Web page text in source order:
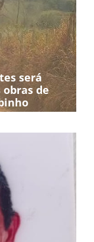
será
de